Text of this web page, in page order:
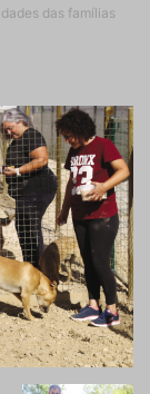
das famílias